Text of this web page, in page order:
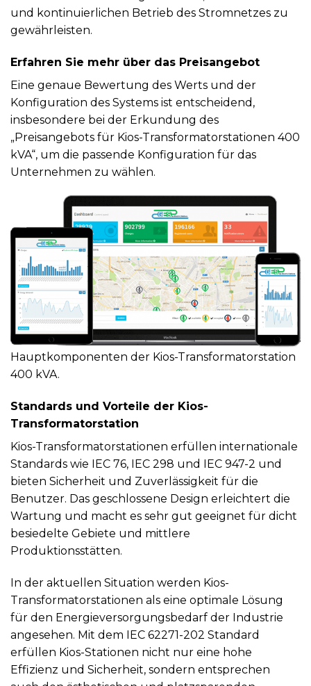
und kontinuierlichen Betrieb des Stromnetzes zu
gewährleisten.
Erfahren Sie mehr über das Preisangebot
Eine genaue Bewertung des Werts und der
Konfiguration des Systems ist entscheidend,
insbesondere bei der Erkundung des
„Preisangebots für Kios-Transformatorstationen 400
kVA“, um die passende Konfiguration für das
Unternehmen zu wählen.
Hauptkomponenten der Kios-Transformatorstation
400 kVA.
Standards und Vorteile der Kios-
Transformatorstation
Kios-Transformatorstationen erfüllen internationale
Standards wie IEC 76, IEC 298 und IEC 947-2 und
bieten Sicherheit und Zuverlässigkeit für die
Benutzer. Das geschlossene Design erleichtert die
Wartung und macht es sehr gut geeignet für dicht
besiedelte Gebiete und mittlere
Produktionsstätten.
In der aktuellen Situation werden Kios-
Transformatorstationen als eine optimale Lösung
für den Energieversorgungsbedarf der Industrie
angesehen. Mit dem IEC 62271-202 Standard
erfüllen Kios-Stationen nicht nur eine hohe
Effizienz und Sicherheit, sondern entsprechen